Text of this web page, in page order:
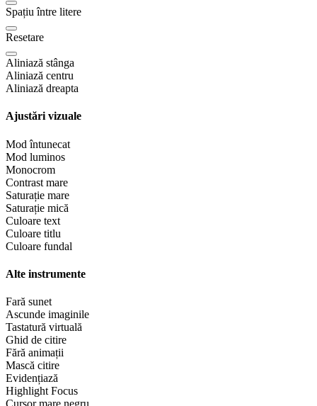
Spațiu între litere
Resetare
Aliniază stânga
Aliniază centru
Aliniază dreapta
Ajustări vizuale
Mod întunecat
Mod luminos
Monocrom
Contrast mare
Saturație mare
Saturație mică
Culoare text
Culoare titlu
Culoare fundal
Alte instrumente
Fară sunet
Ascunde imaginile
Tastatură virtuală
Ghid de citire
Fără animații
Mască citire
Evidențiază
Highlight Focus